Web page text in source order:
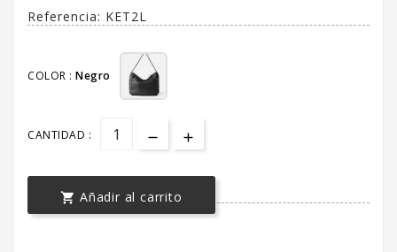
Referencia: KET2L
COLOR : Negro
CANTIDAD :
 Añadir al carrito